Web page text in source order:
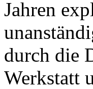
Jahren
durch die
Werkstatt